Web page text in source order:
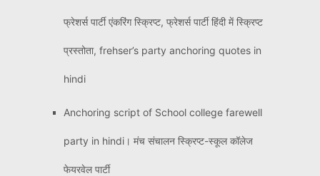
फ्रेशर्स पार्टी एंकरिंग स्क्रिप्ट, फ्रेशर्स पार्टी हिंदी में स्क्रिप्ट
प्रस्तोता, frehser’s party anchoring quotes in
hindi
Anchoring script of School college farewell
party in hindi। मंच संचालन स्क्रिप्ट-स्कूल कॉलेज
फेयरवेल पार्टी